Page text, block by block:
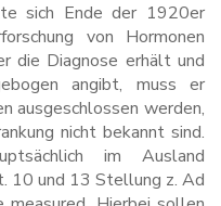
sich Ende der 1920er
von Hormonen
die Diagnose erhält und
angibt, muss er
ausgeschlossen werden,
nicht bekannt sind.
im Ausland
10 und 13 Stellung z. Ad